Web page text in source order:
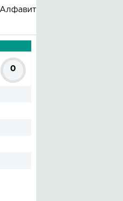
Алфавит
0